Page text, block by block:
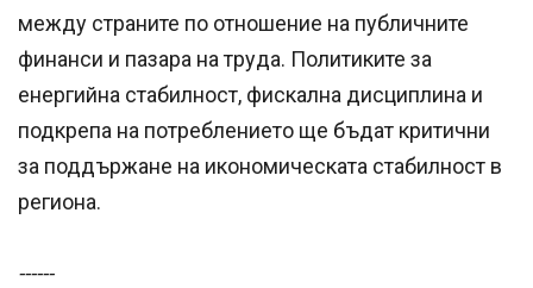
между страните по отношение на публичните
финанси и пазара на труда. Политиките за
енергийна стабилност, фискална дисциплина и
подкрепа на потреблението ще бъдат критични
за поддържане на икономическата стабилност в
региона.
------